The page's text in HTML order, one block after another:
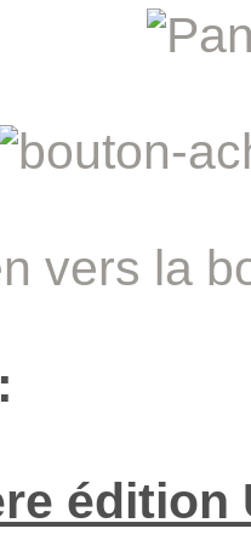
vers la
:
édition